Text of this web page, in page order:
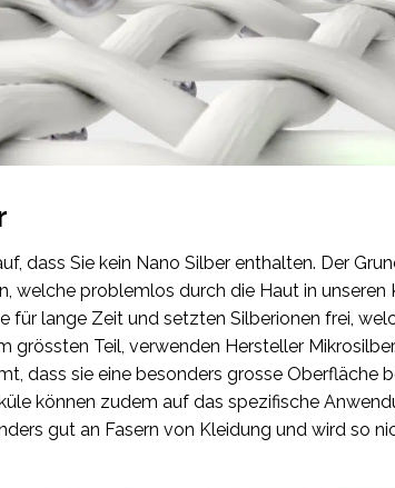
dass Sie kein Nano Silber enthalten. Der
welche problemlos durch die Haut in unseren
für lange Zeit und setzten Silberionen frei,
grössten Teil, verwenden Hersteller
dass sie eine besonders grosse Oberfläche
können zudem auf das spezifische
gut an Fasern von Kleidung und wird so